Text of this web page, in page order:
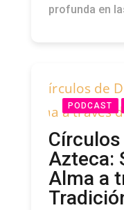
profunda en
PODCAST
Azteca:
Alma a